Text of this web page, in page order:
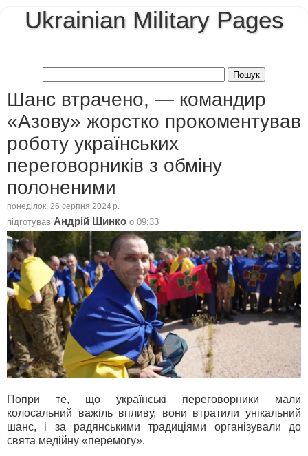
Ukrainian Military Pages
Шанс втрачено, — командир
«Азову» жорстко прокоментував
роботу українських
переговорників з обміну
полоненими
понеділок, 26 серпня 2024 р.
підготував Андрій Шинко о 09:33
Попри те, що українські переговорники мали
колосальний важіль впливу, вони втратили унікальний
шанс, і за радянськими традиціями організували до
свята медійну «перемогу».